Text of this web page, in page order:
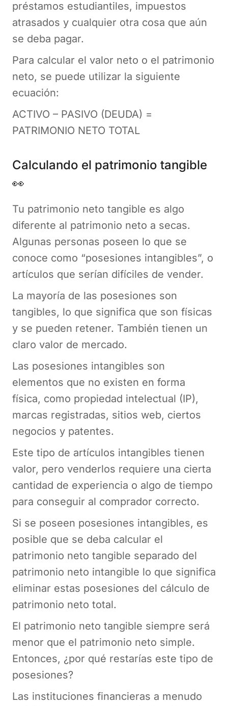
préstamos estudiantiles, impuestos
atrasados y cualquier otra cosa que aún
se deba pagar.
Para calcular el valor neto o el patrimonio
neto, se puede utilizar la siguiente
ecuación:
ACTIVO – PASIVO (DEUDA) =
PATRIMONIO NETO TOTAL
Calculando el patrimonio tangible
👀
Tu patrimonio neto tangible es algo
diferente al patrimonio neto a secas.
Algunas personas poseen lo que se
conoce como “posesiones intangibles”, o
artículos que serían difíciles de vender.
La mayoría de las posesiones son
tangibles, lo que significa que son físicas
y se pueden retener. También tienen un
claro valor de mercado.
Las posesiones intangibles son
elementos que no existen en forma
física, como propiedad intelectual (IP),
marcas registradas, sitios web, ciertos
negocios y patentes.
Este tipo de artículos intangibles tienen
valor, pero venderlos requiere una cierta
cantidad de experiencia o algo de tiempo
para conseguir al comprador correcto.
Si se poseen posesiones intangibles, es
posible que se deba calcular el
patrimonio neto tangible separado del
patrimonio neto intangible lo que significa
eliminar estas posesiones del cálculo de
patrimonio neto total.
El patrimonio neto tangible siempre será
menor que el patrimonio neto simple.
Entonces, ¿por qué restarías este tipo de
posesiones?
Las instituciones financieras a menudo